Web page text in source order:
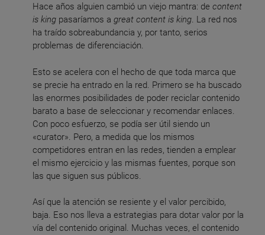
Hace años alguien cambió un viejo mantra: de content
is king pasaríamos a great content is king. La red nos
ha traído sobreabundancia y, por tanto, serios
problemas de diferenciación.
Esto se acelera con el hecho de que toda marca que
se precie ha entrado en la red. Primero se ha buscado
las enormes posibilidades de poder reciclar contenido
barato a base de seleccionar y recomendar enlaces.
Con poco esfuerzo, se podía ser útil siendo un
«curator». Pero, a medida que los mismos
competidores entran en las redes, tienden a emplear
el mismo ejercicio y las mismas fuentes, porque son
las que siguen sus públicos.
Así que la atención se resiente y el valor percibido,
baja. Eso nos lleva a estrategias para dotar valor por la
vía del contenido original. Muchas veces, el contenido